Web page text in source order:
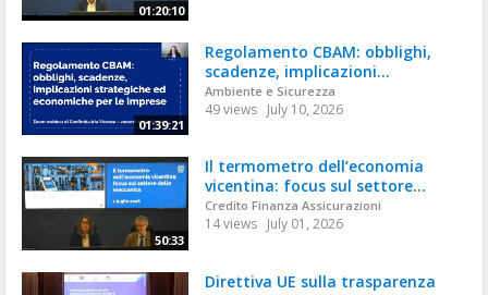
01:20:10
01:39:21
Regolamento CBAM: obblighi,
scadenze, implicazioni...
Ambiente e Sicurezza
49 views July 10, 2026
50:33
Il termometro dell’economia
vicentina: focus sul settore...
Credito Finanza Assicurazioni
14 views July 01, 2026
Direttiva UE sulla trasparenza